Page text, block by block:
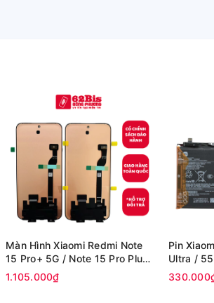
Màn Hình Xiaomi Redmi Note
15 Pro+ 5G / Note 15 Pro Plus
/ 2510ERA8BG - Cong (100%
Zin Hãng)
1.105.000₫
Pin
Ultra /
cty)